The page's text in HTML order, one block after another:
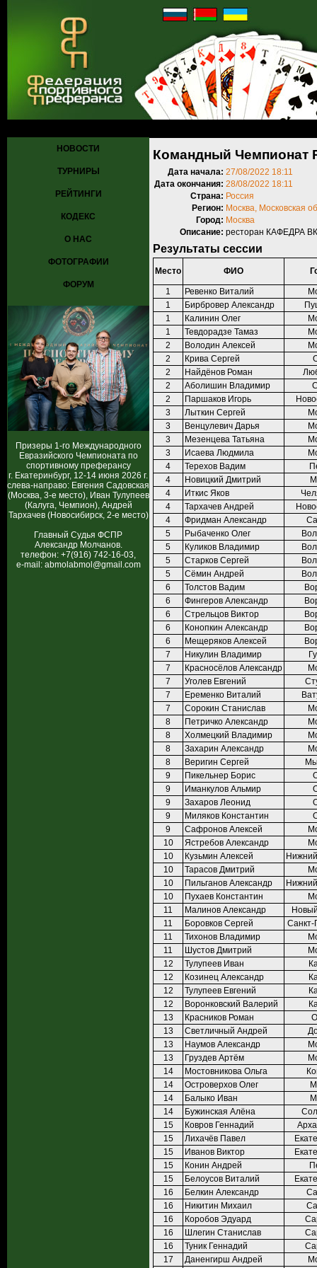
НОВОСТИ
ТУРНИРЫ
РЕЙТИНГИ
КОДЕКС
О НАС
ФОТОГРАФИИ
ФОРУМ
Призеры 1-го Международного
Евразийского Чемпионата по
спортивному преферансу
г. Екатеринбург, 12-14 июня 2026 г.
слева-направо: Евгения Садовская
(Москва, 3-е место), Иван Тулупеев
(Калуга, Чемпион), Андрей
Тархачев (Новосибирск, 2-е место)
Главный Судья ФСПР
Александр Молчанов.
телефон: +7(916) 742-16-03,
e-mail: abmolabmol@gmail.com
Командный Чемпионат
Дата начала: 27/08/2022 18:11
Дата окончания: 28/08/2022 18:11
Страна: Россия
Регион: Москва, Московская
Город: Москва
Описание: ресторан КАФЕДРА
Результаты сессии
Место ФИО
1 Ревенко Виталий
1
Бирбровер Александр
1
Калинин Олег
1
Тевдорадзе Тамаз
2
Володин Алексей
2
Крива Сергей
2
Найдёнов Роман
2
Аболишин Владимир
2
Паршаков Игорь
3
Лыткин Сергей
3
Венцулевич Дарья
3
Мезенцева Татьяна
3
Исаева Людмила
4
Терехов Вадим
4
Новицкий Дмитрий
4
Иткис Яков
4
Тархачев Андрей
4
Фридман Александр
5
Рыбаченко Олег
5
Куликов Владимир
5
Старков Сергей
5
Сёмин Андрей
6
Толстов Вадим
6
Фингеров Александр
6
Стрельцов Виктор
6
Конопкин Александр
6
Мещеряков Алексей
7
Никулин Владимир
7
Красносёлов Александр
7
Уголев Евгений
7
Еременко Виталий
7
Сорокин Станислав
8
Петричко Александр
8
Холмецкий Владимир
8
Захарин Александр
8
Веригин Сергей
9
Пикельнер Борис
9
Иманкулов Альмир
9
Захаров Леонид
9
Миляков Константин
9
Сафронов Алексей
10
Ястребов Александр
10
Кузьмин Алексей
10
Тарасов Дмитрий
10
Пильганов Александр
10
Пухаев Константин
11
Малинов Александр
11
Боровков Сергей
Санкт-
11
Тихонов Владимир
11
Шустов Дмитрий
12
Тулупеев Иван
12
Козинец Александр
12
Тулупеев Евгений
12
Воронковский Валерий
13
Красников Роман
13
Светличный Андрей
13
Наумов Александр
13
Груздев Артём
14
Мостовникова Ольга
14
Островерхов Олег
14
Балыко Иван
14
Бужинская Алёна
15
Ковров Геннадий
15
Лихачёв Павел
15
Иванов Виктор
15
Конин Андрей
15
Белоусов Виталий
16
Белкин Александр
16
Никитин Михаил
16
Коробов Эдуард
16
Шлегин Станислав
16
Туник Геннадий
17
Даненгирш Андрей